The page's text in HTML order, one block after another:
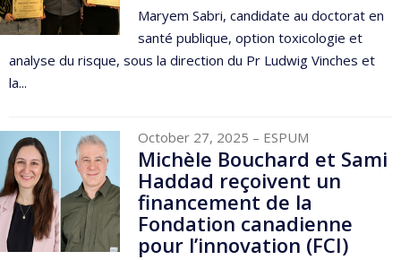
Maryem Sabri, candidate au doctorat en
santé publique, option toxicologie et
analyse du risque, sous la direction du Pr Ludwig Vinches et
la...
October 27, 2025 – ESPUM
Michèle Bouchard et Sami
Haddad reçoivent un
financement de la
Fondation canadienne
pour l’innovation (FCI)